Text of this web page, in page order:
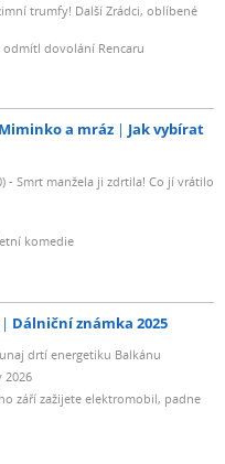
trumfy! Další Zrádci, oblíbené
odmítl dovolání Rencaru
Miminko a mráz
Jak vybírat
- Smrt manžela ji zdrtila! Co jí vrátilo
komedie
Dálniční známka 2025
drtí energetiku Balkánu
2026
září zažijete elektromobil, padne